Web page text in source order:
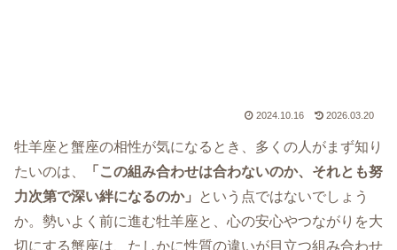
2024.10.16 2026.03.20
牡羊座と蟹座の相性が気になるとき、多くの人がまず知り
たいのは、
「この組み合わせは合わないのか、それとも努
力次第で深い絆になるのか」
という点ではないでしょう
か。勢いよく前に進む牡羊座と、心の安心やつながりを大
切にする蟹座は、たしかに性質の違いが目立つ組み合わせ